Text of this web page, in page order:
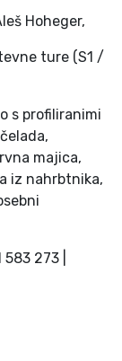
Hoheger,
ture (S1 /
s profiliranimi
majica,
iz nahrbtnika,
273 |